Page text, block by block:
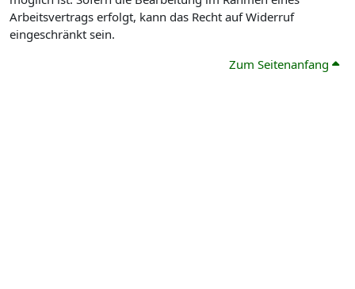
Arbeitsvertrags erfolgt, kann das Recht auf Widerruf
eingeschränkt sein.
Zum Seitenanfang